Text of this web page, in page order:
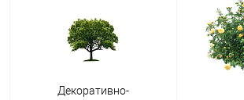
Декоративно-